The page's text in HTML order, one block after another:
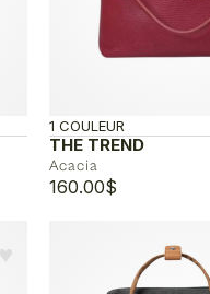
THE TREND
Acacia
1 COULEUR
160.00$
♥︎